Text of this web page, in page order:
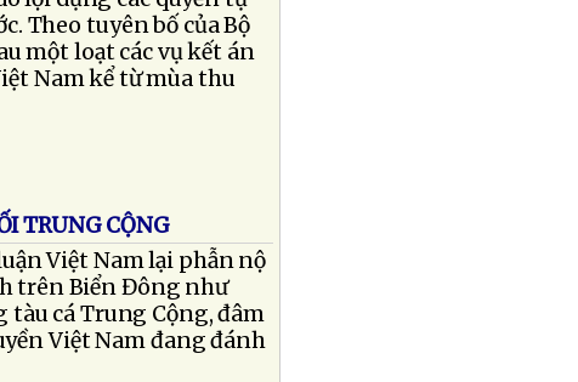
Theo tuyên bố của Bộ
một loạt các vụ kết án
Nam kể từ mùa thu
TRUNG CỘNG
Việt Nam lại phẫn nộ
trên Biển Đông như
tàu cá Trung Cộng, đâm
Việt Nam đang đánh